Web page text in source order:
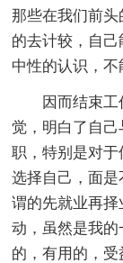
那些在我们前
的去计较，自
中性的认识，不
因而结束工
觉，明白了自
职，特别是对
选择自己，面
谓的先就业再
动，虽然是我
的，有用的，